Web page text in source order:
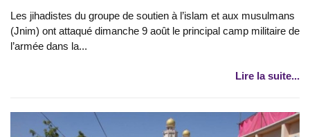
Les jihadistes du groupe de soutien à l’islam et aux musulmans
(Jnim) ont attaqué dimanche 9 août le principal camp militaire de
l’armée dans la...
Lire la suite...